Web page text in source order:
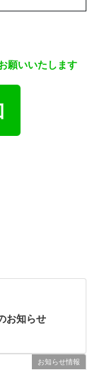
願いいたします
お知らせ
お知らせ情報